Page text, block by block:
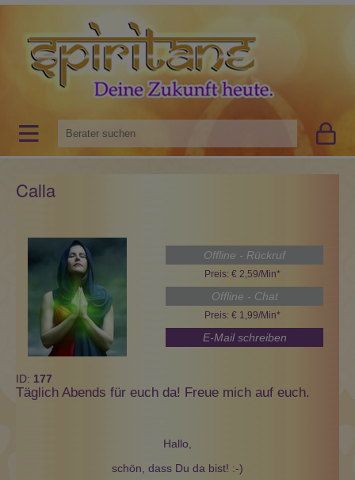
Calla
Offline - Rückruf
Preis: € 2,59/Min*
Offline - Chat
Preis: € 1,99/Min*
E-Mail schreiben
ID: 177
Täglich Abends für euch da! Freue mich auf euch.
Hallo,
schön, dass Du da bist! :-)